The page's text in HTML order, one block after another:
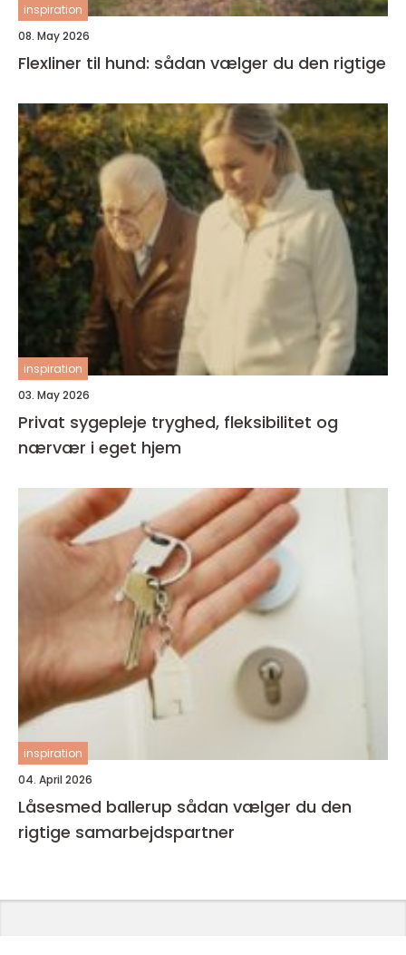
inspiration
08. May 2026
Flexliner til hund: sådan vælger du den rigtige
inspiration
03. May 2026
Privat sygepleje tryghed, fleksibilitet og
nærvær i eget hjem
inspiration
04. April 2026
Låsesmed ballerup sådan vælger du den
rigtige samarbejdspartner